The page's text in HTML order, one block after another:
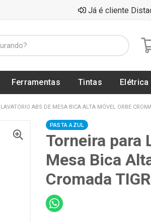
Já é cliente
Ferramentas Tintas Elétrica
ABS DE MESA BICA ALTA MÓVEL ORBE
PASTA AZUL
Torneira para
Mesa Bica
Cromada